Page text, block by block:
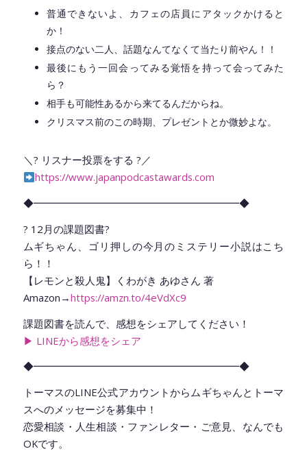
普通できないよ、カフェの店員にアタックかけると
か！
接点のない二人、話題なんてなくて当たり前やん！！
最後にもう一回会ってみる覚悟を持って会ってみた
ら？
相手も可能性あるから来てるんだからね。
クリスマス前のこの時期、プレゼントとか微妙よな。
＼? リスナー投票をする ?／
https://www.japanpodcastawards.com
◆━━━━━━━━━━━━━━━━━━━━◆
? 12月の課題図書?
ムギちゃん、ゴリ押しの今月のミステリー小説はこち
ら！！
【レモンと殺人鬼】くわがき あゆさん 著
Amazon→https://amzn.to/4eVdXc9
課題図書を読んで、感想をシェアしてください！
▶︎ LINEから感想をシェア
◆━━━━━━━━━━━━━━━━━━━━◆
トーマスのLINE公式アカウントからムギちゃんとトーマ
スへのメッセージを募集中！
恋愛相談・人生相談・ファンレター・ご意見、なんでも
OKです。